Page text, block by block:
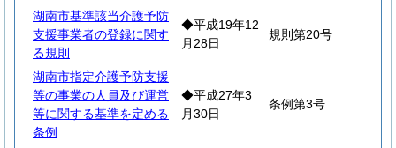
湖南市基準該当介護予防
支援事業者の登録に関す
る規則
◆平成19年12
月28日
規則第20号
湖南市指定介護予防支援
等の事業の人員及び運営
等に関する基準を定める
条例
◆平成27年3
月30日
条例第3号